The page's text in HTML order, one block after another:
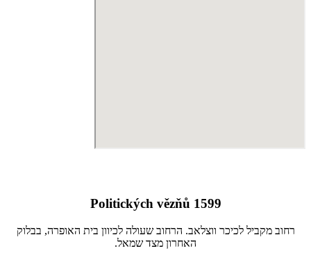
Politických vězňů 1599
רחוב מקביל לכיכר ווצלאב. הרחוב שעולה לכיוון בית האופרה, בבלוק
האחרון מצד שמאל.